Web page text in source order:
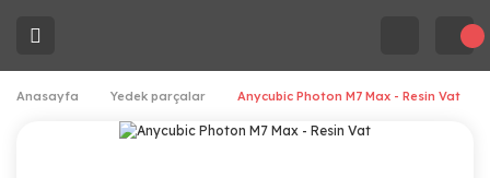
Anasayfa Yedek parçalar Anycubic Photon M7 Max - Resin Vat